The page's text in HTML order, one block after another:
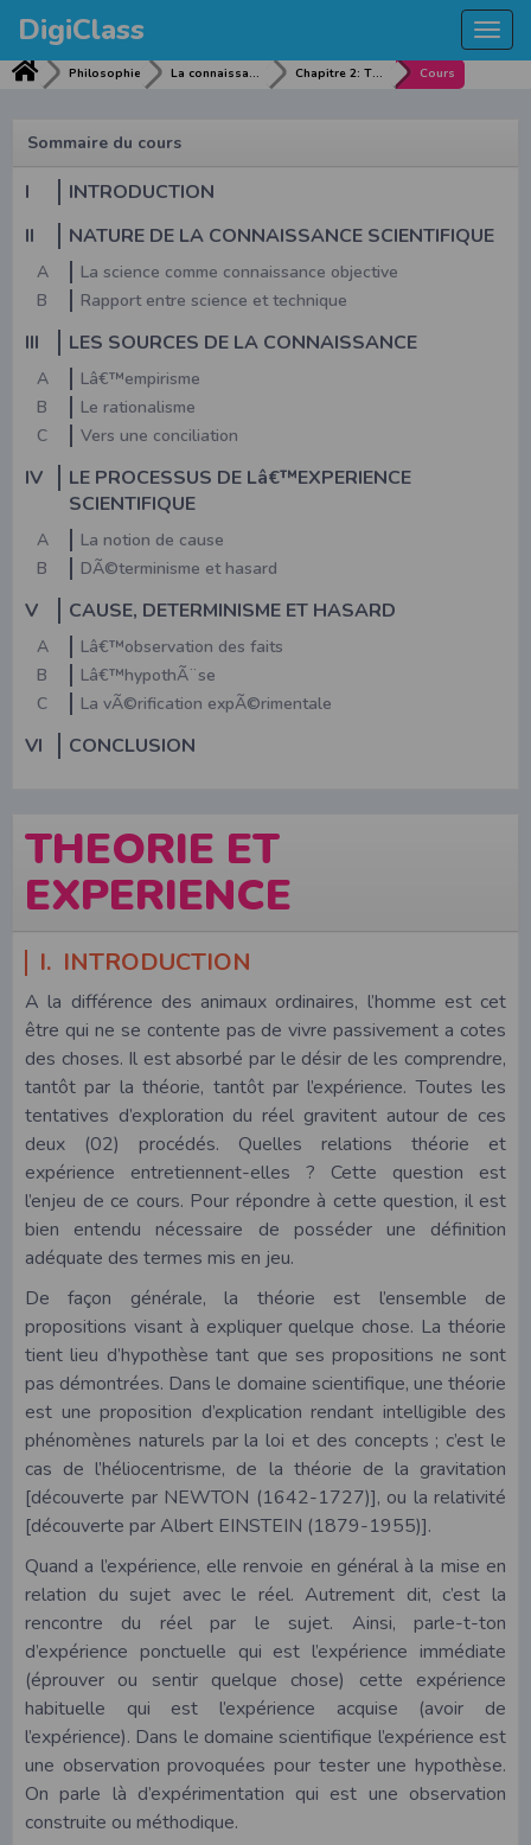
DigiClass
Philosophie La connaissance et la raison Chapitre 2: THEORIE ET EXPERIENCE Cours
THEORIE ET
EXPERIENCE
I. INTRODUCTION
A la différence des animaux ordinaires, l’homme est cet
être qui ne se contente pas de vivre passivement a cotes
des choses. Il est absorbé par le désir de les comprendre,
tantôt par la théorie, tantôt par l’expérience. Toutes les
tentatives d’exploration du réel gravitent autour de ces
deux (02) procédés. Quelles relations théorie et
expérience entretiennent-elles ? Cette question est
l’enjeu de ce cours. Pour répondre à cette question, il est
bien entendu nécessaire de posséder une définition
adéquate des termes mis en jeu.
De façon générale, la théorie est l’ensemble de
propositions visant à expliquer quelque chose. La théorie
tient lieu d’hypothèse tant que ses propositions ne sont
pas démontrées. Dans le domaine scientifique, une théorie
est une proposition d’explication rendant intelligible des
phénomènes naturels par la loi et des concepts ; c’est le
cas de l’héliocentrisme, de la théorie de la gravitation
[découverte par NEWTON (1642-1727)], ou la relativité
[découverte par Albert EINSTEIN (1879-1955)].
Quand a l’expérience, elle renvoie en général à la mise en
relation du sujet avec le réel. Autrement dit, c’est la
rencontre du réel par le sujet. Ainsi, parle-t-ton
d’expérience ponctuelle qui est l’expérience immédiate
(éprouver ou sentir quelque chose) cette expérience
habituelle qui est l’expérience acquise (avoir de
l’expérience). Dans le domaine scientifique l’expérience est
une observation provoquées pour tester une hypothèse.
On parle là d’expérimentation qui est une observation
construite ou méthodique.
Sommaire du cours
I
INTRODUCTION
II
NATURE DE LA CONNAISSANCE SCIENTIFIQUE
A
La science comme connaissance objective
B
Rapport entre science et technique
III LES SOURCES DE LA CONNAISSANCE
A
Lâ€™empirisme
B
Le rationalisme
C
Vers une conciliation
IV
LE PROCESSUS DE Lâ€™EXPERIENCE
SCIENTIFIQUE
A
La notion de cause
B
DÃ©terminisme et hasard
V CAUSE, DETERMINISME ET HASARD
A
Lâ€™observation des faits
B
Lâ€™hypothÃ¨se
C
La vÃ©rification expÃ©rimentale
VI CONCLUSION